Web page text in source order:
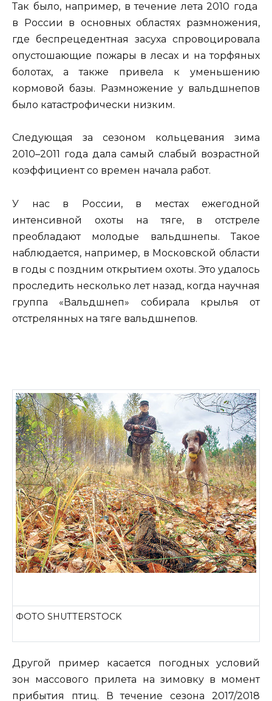
Так было, например, в течение лета 2010 года
в России в основных областях размножения,
где беспрецедентная засуха спровоцировала
опустошающие пожары в лесах и на торфяных
болотах, а также привела к уменьшению
кормовой базы. Размножение у вальдшнепов
было катастрофически низким.
Следующая за сезоном кольцевания зима
2010–2011 года дала самый слабый возрастной
коэффициент со времен начала работ.
У нас в России, в местах ежегодной
интенсивной охоты на тяге, в отстреле
преобладают молодые вальдшнепы. Такое
наблюдается, например, в Московской области
в годы с поздним открытием охоты. Это удалось
проследить несколько лет назад, когда научная
группа «Вальдшнеп» собирала крылья от
отстрелянных на тяге вальдшнепов.
ФОТО SHUTTERSTOCK
Другой пример касается погодных условий
зон массового прилета на зимовку в момент
прибытия птиц. В течение сезона 2017/2018